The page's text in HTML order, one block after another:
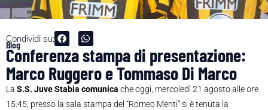
Condividi su:
Blog
Conferenza stampa di presentazione:
Marco Ruggero e Tommaso Di Marco
La S.S. Juve Stabia comunica che oggi, mercoledì 21 agosto alle ore
15:45, presso la sala stampa del “Romeo Menti” si è tenuta la